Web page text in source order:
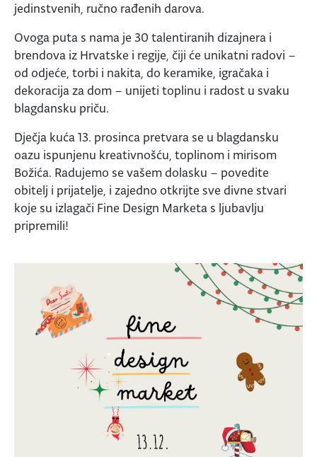
jedinstvenih, ručno rađenih darova.
Ovoga puta s nama je 30 talentiranih dizajnera i
brendova iz Hrvatske i regije, čiji će unikatni radovi –
od odjeće, torbi i nakita, do keramike, igračaka i
dekoracija za dom – unijeti toplinu i radost u svaku
blagdansku priču.
Dječja kuća 13. prosinca pretvara se u blagdansku
oazu ispunjenu kreativnošću, toplinom i mirisom
Božića. Radujemo se vašem dolasku – povedite
obitelj i prijatelje, i zajedno otkrijte sve divne stvari
koje su izlagači Fine Design Marketa s ljubavlju
pripremili!